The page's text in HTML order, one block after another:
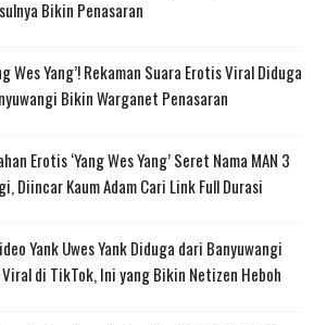
Bikin Penasaran
Wes Yang’! Rekaman Suara Erotis Viral Diduga
Bikin Warganet Penasaran
Erotis ‘Yang Wes Yang’ Seret Nama MAN 3
Diincar Kaum Adam Cari Link Full Durasi
Yank Uwes Yank Diduga dari Banyuwangi
di TikTok, Ini yang Bikin Netizen Heboh